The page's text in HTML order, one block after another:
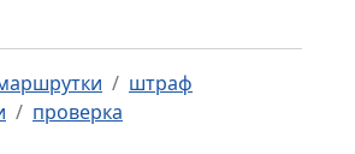
штраф
проверка